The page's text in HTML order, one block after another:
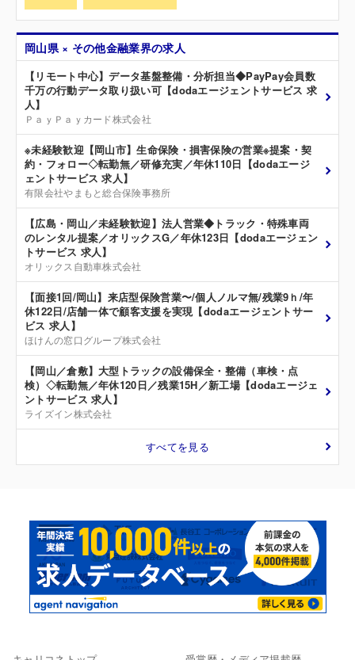
岡山県 × その他金融業界の求人
【リモート中心】データ基盤整備・分析担当◆PayPay会員数
千万の行動データ取り扱い可【dodaエージェントサービス 求
人】
ＰａｙＰａｙカード株式会社
※未経験歓迎【岡山市】生命保険・損害保険の営業※提案・契
約・フォロー◇転勤無／研修充実／年休110日【dodaエージ
ェントサービス 求人】
有限会社やまもと総合保険事務所
【広島・岡山／未経験歓迎】法人営業◆トラック・特殊車両
のレンタル提案／オリックスG／年休123日【dodaエージェン
トサービス 求人】
オリックス自動車株式会社
【面接1回/岡山】来店型保険営業〜/個人ノルマ無/残業9ｈ/年
休122日/店舗一体で顧客支援を実現【dodaエージェントサー
ビス 求人】
ほけんの窓口グループ株式会社
【岡山／倉敷】大型トラックの設備保全・整備（車検・点
検）◇転勤無／年休120日／残業15H／新工場【dodaエージェ
ントサービス 求人】
ライズイン株式会社
すべてを見る